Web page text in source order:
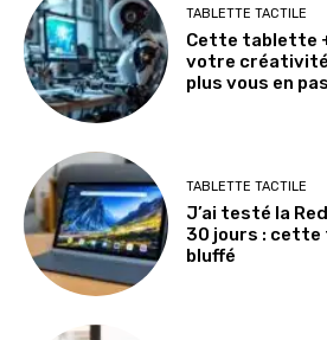
TABLETTE TACTILE
Cette tablette
votre créativité
plus vous en
TABLETTE TACTILE
J’ai testé la
30 jours : cette
bluffé